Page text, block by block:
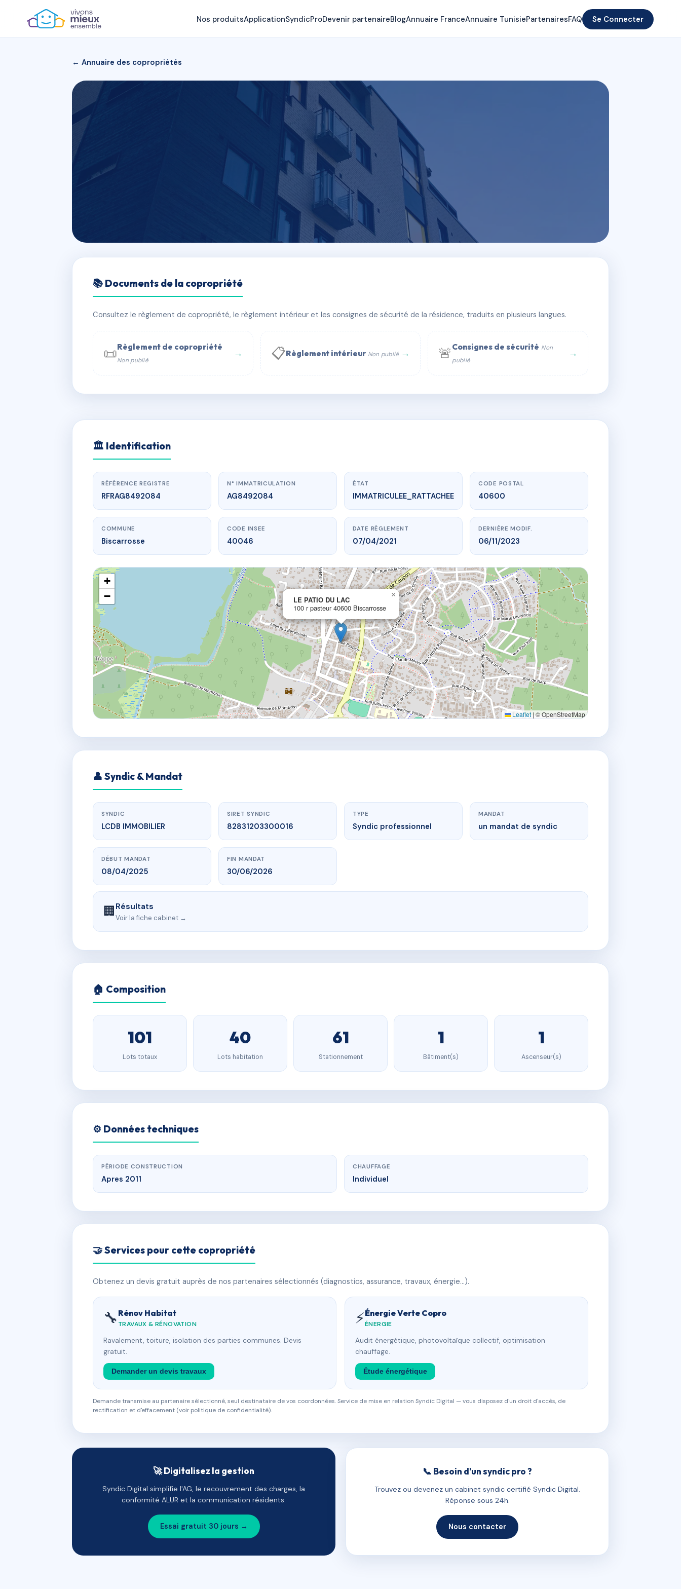
Nos produitsApplicationSyndicProDevenir partenaireBlogAnnuaire FranceAnnuaire TunisiePartenairesFAQ Se Connecter
← Annuaire des copropriétés
LE PATIO DU LAC
📍 100 r pasteur 40600 Biscarrosse
📞 Contacter Syndic Digital 💬 WhatsApp
📚 Documents de la copropriété
Consultez le règlement de copropriété, le règlement intérieur et les consignes de sécurité de la résidence, traduits en plusieurs langues.
📜Règlement de copropriété
Non publié
→ 📋Règlement intérieur Non publié → 🚨 Consignes de sécurité Non
publié
→
AG8492084 🇫🇷
www.vme.plus/AG8492084
LE PATIO DU LAC
100 r pasteur 40600 Biscarrosse
🏛 Identification
RÉFÉRENCE REGISTRE
RFRAG8492084
N° IMMATRICULATION
AG8492084
ÉTAT
IMMATRICULEE_RATTACHEE
CODE POSTAL
40600
COMMUNE
Biscarrosse
CODE INSEE
40046
DATE RÈGLEMENT
07/04/2021
DERNIÈRE MODIF.
06/11/2023
LE PATIO DU LAC
100 r pasteur 40600 Biscarrosse
×
+
−
Leaflet | © OpenStreetMap
👤 Syndic & Mandat
SYNDIC
LCDB IMMOBILIER
SIRET SYNDIC
82831203300016
TYPE
Syndic professionnel
MANDAT
un mandat de syndic
DÉBUT MANDAT
08/04/2025
FIN MANDAT
30/06/2026
🏢Résultats
Voir la fiche cabinet →
🏠 Composition
101
Lots totaux
40
Lots habitation
61
Stationnement
1
Bâtiment(s)
1
Ascenseur(s)
⚙️ Données techniques
PÉRIODE CONSTRUCTION
Apres 2011
CHAUFFAGE
Individuel
🤝 Services pour cette copropriété
Obtenez un devis gratuit auprès de nos partenaires sélectionnés (diagnostics, assurance, travaux, énergie…).
🔧 Rénov Habitat
TRAVAUX & RÉNOVATION
Ravalement, toiture, isolation des parties communes. Devis
gratuit.
Demander un devis travaux
⚡Énergie Verte Copro
ÉNERGIE
Audit énergétique, photovoltaïque collectif, optimisation
chauffage.
Étude énergétique
Demande transmise au partenaire sélectionné, seul destinataire de vos coordonnées. Service de mise en relation Syndic Digital — vous disposez d'un droit d'accès, de
rectification et d'effacement (voir politique de confidentialité).
🚀 Digitalisez la gestion
Syndic Digital simplifie l'AG, le recouvrement des charges, la
conformité ALUR et la communication résidents.
Essai gratuit 30 jours →
📞 Besoin d'un syndic pro ?
Trouvez ou devenez un cabinet syndic certifié Syndic Digital.
Réponse sous 24h.
Nous contacter